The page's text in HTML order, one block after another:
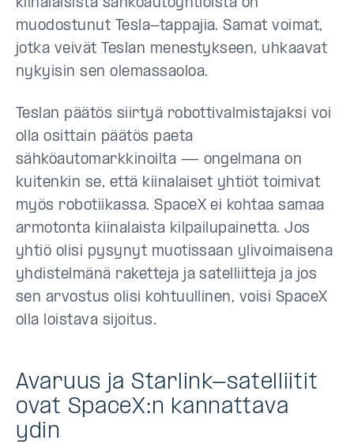
kiinalaisista sähköautoyhtiöistä on
muodostunut Tesla-tappajia. Samat voimat,
jotka veivät Teslan menestykseen, uhkaavat
nykyisin sen olemassaoloa.
Teslan päätös siirtyä robottivalmistajaksi voi
olla osittain päätös paeta
sähköautomarkkinoilta — ongelmana on
kuitenkin se, että kiinalaiset yhtiöt toimivat
myös robotiikassa. SpaceX ei kohtaa samaa
armotonta kiinalaista kilpailupainetta. Jos
yhtiö olisi pysynyt muotissaan ylivoimaisena
yhdistelmänä raketteja ja satelliitteja ja jos
sen arvostus olisi kohtuullinen, voisi SpaceX
olla loistava sijoitus.
Avaruus ja Starlink-satelliitit
ovat SpaceX:n kannattava
ydin